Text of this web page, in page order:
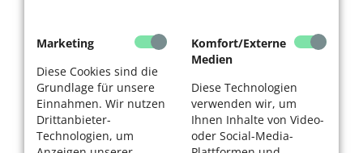
Marketing
Diese Cookies sind die
Grundlage für unsere
Einnahmen. Wir nutzen
Drittanbieter-
Technologien, um
Komfort/Externe
Medien
Diese Technologien
verwenden wir, um
Ihnen Inhalte von Video-
oder Social-Media-